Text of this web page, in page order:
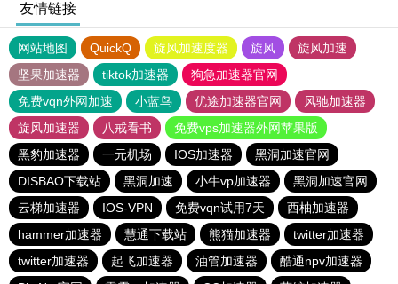
友情链接
网站地图 QuickQ 旋风加速度器 旋风
旋风加速
坚果加速器
tiktok加速器
狗急加速器官网
免费vqn外网加速
小蓝鸟 优途加速器官网
风驰加速器
旋风加速器
八戒看书
免费vps加速器外网苹果版
黑豹加速器
一元机场 IOS加速器
黑洞加速官网
DISBAO下载站
黑洞加速 小牛vp加速器
黑洞加速官网
云梯加速器
IOS-VPN 免费vqn试用7天
西柚加速器
hammer加速器
慧通下载站 熊猫加速器
twitter加速器
twitter加速器
起飞加速器 油管加速器
酷通npv加速器